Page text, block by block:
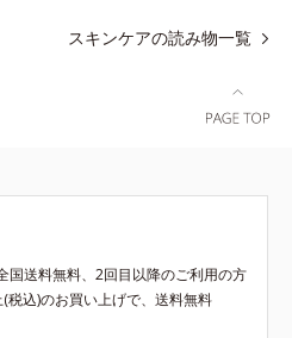
スキンケアの読み物一覧
国送料無料、2回目以降のご利用の方
税込)のお買い上げで、送料無料